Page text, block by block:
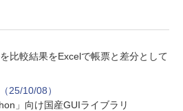
比較結果をExcelで帳票と差分として
25/10/08）
」向け国産GUIライブラリ